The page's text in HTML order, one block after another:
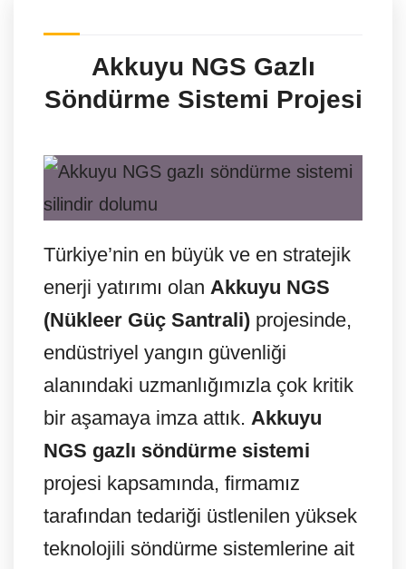
Akkuyu NGS Gazlı
Söndürme Sistemi Projesi
Türkiye’nin en büyük ve en stratejik
enerji yatırımı olan Akkuyu NGS
(Nükleer Güç Santrali) projesinde,
endüstriyel yangın güvenliği
alanındaki uzmanlığımızla çok kritik
bir aşamaya imza attık. Akkuyu
NGS gazlı söndürme sistemi
projesi kapsamında, firmamız
tarafından tedariği üstlenilen yüksek
teknolojili söndürme sistemlerine ait